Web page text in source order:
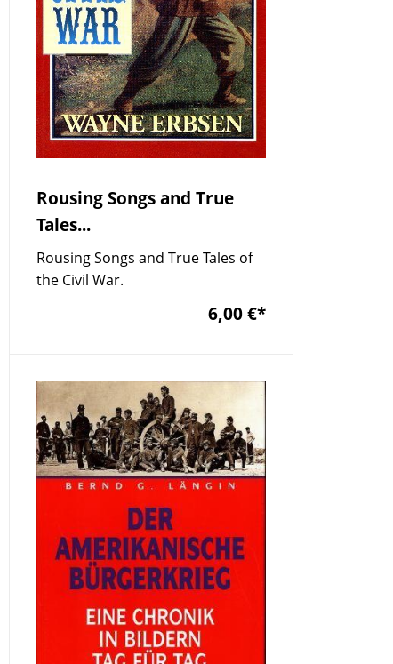
Rousing Songs and True
Tales...
Rousing Songs and True Tales of
the Civil War.
6,00 €*